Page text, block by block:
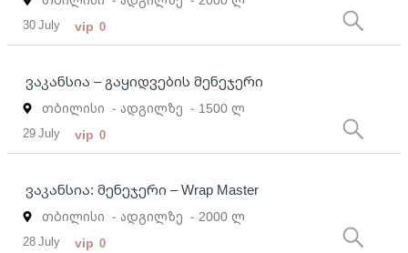
30 July vip 0
ვაკანსია – გაყიდვების მენეჯერი
თბილისი - ადგილზე - 1500 ლ
29 July vip 0
ვაკანსია: მენეჯერი – Wrap Master
თბილისი - ადგილზე - 2000 ლ
28 July vip 0